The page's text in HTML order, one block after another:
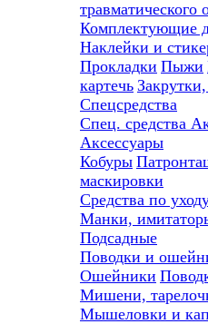
травматического
Комплектующие
Наклейки и
Прокладки Пыжи
картечь
Спецсредства
Спец. средства
Аксессуары
Кобуры
маскировки
Средства по
Манки,
Подсадные
Поводки и
Ошейники
Мишени,
Мышеловки и